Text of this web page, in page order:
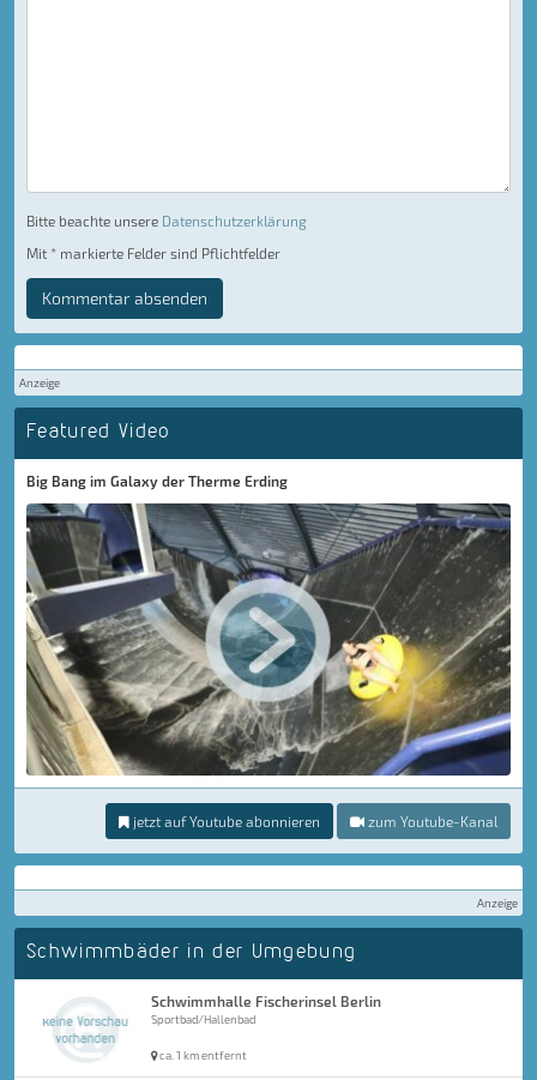
Bitte beachte unsere Datenschutzerklärung
Mit * markierte Felder sind Pflichtfelder
Kommentar absenden
Anzeige
Featured Video
Big Bang im Galaxy der Therme Erding
jetzt auf Youtube abonnieren zum Youtube-Kanal
Anzeige
Schwimmbäder in der Umgebung
Schwimmhalle Fischerinsel Berlin
Sportbad/Hallenbad
ca. 1 km entfernt